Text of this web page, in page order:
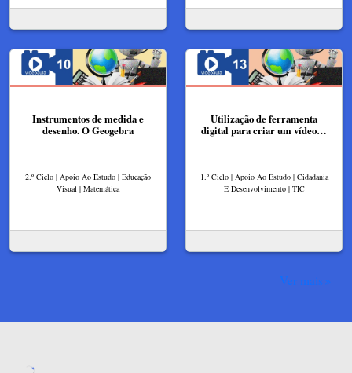
Instrumentos de medida e
desenho. O Geogebra
2.º Ciclo | Apoio Ao Estudo | Educação
Visual | Matemática
Utilização de ferramenta
digital para criar um vídeo…
1.º Ciclo | Apoio Ao Estudo | Cidadania
E Desenvolvimento | TIC
Ver mais